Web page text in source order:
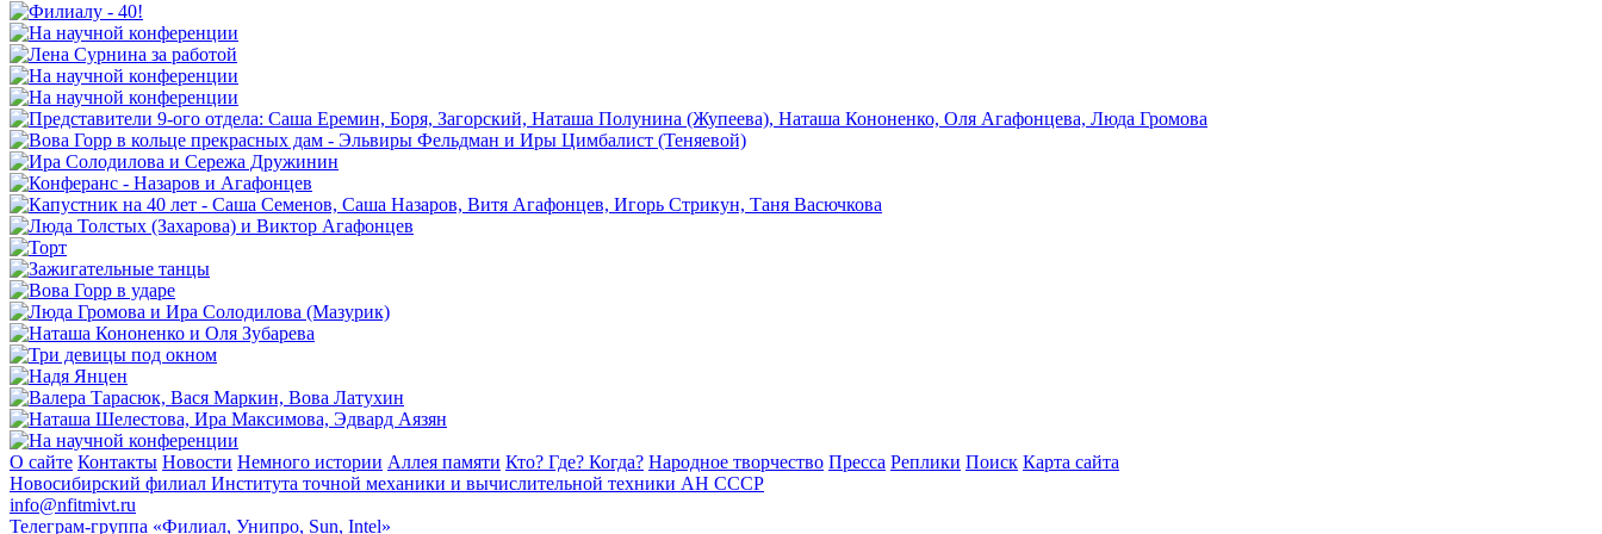
О сайте Контакты Новости Немного истории Аллея памяти Кто? Где? Когда? Народное творчество Пресса Реплики Поиск Карта сайта
Новосибирский филиал Института точной механики и вычислительной техники АН СССР
info@nfitmivt.ru
Телеграм-группа «Филиал, Унипро, Sun, Intel»